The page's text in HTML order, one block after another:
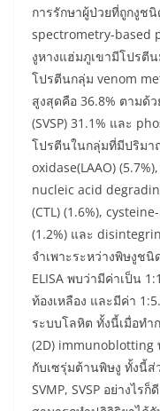
การรักษาผู้ป่วยที่ถูกงูช
spectrometry-based
งูหางแฮ่มภูเขามีโปรตี
โปรตีนกลุ่ม venom
สูงสุดคือ 36.8% ตามด้
(SVSP) 31.1% และ
โปรตีนในกลุ่มที่มีปริมา
oxidase(LAAO)
nucleic acid
(CTL) (1.6%),
(1.2%) และ
จำเพาะระหว่างพิษงูช
ELISA พบว่ามีค่าเป็น
ท้องเหลือง และมีค่า
ระบบโลหิต ทั้งนี้เมื่อทำ
(2D) immunoblotting
กับเซรุ่มต้านพิษงู ทั้งนี้
SVMP, SVSP อย่างไร